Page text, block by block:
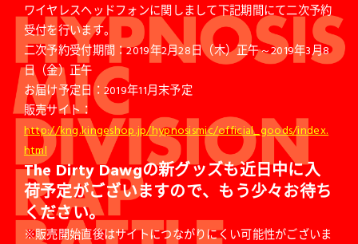
ワイヤレスヘッドフォンに関しまして下記期間にて二次予約
受付を行います。
二次予約受付期間：2019年2月28日（木）正午～2019年3月8
日（金）正午
お届け予定日：2019年11月末予定
販売サイト：
http://kng.kingeshop.jp/hypnosismic/official_goods/index.
html
The Dirty Dawgの新グッズも近日中に入
荷予定がございますので、もう少々お待ち
ください。
※販売開始直後はサイトにつながりにくい可能性がございま